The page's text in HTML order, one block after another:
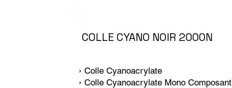
› Colle Cyanoacrylate
› Colle Cyanoacrylate Mono Composant
COLLE CYANO NOIR 2000N